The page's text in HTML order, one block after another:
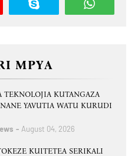
MPYA
TEKNOLOJIA KUTANGAZA
YAVUTIA WATU KURUDI
August 04, 2026
KUITETEA SERIKALI